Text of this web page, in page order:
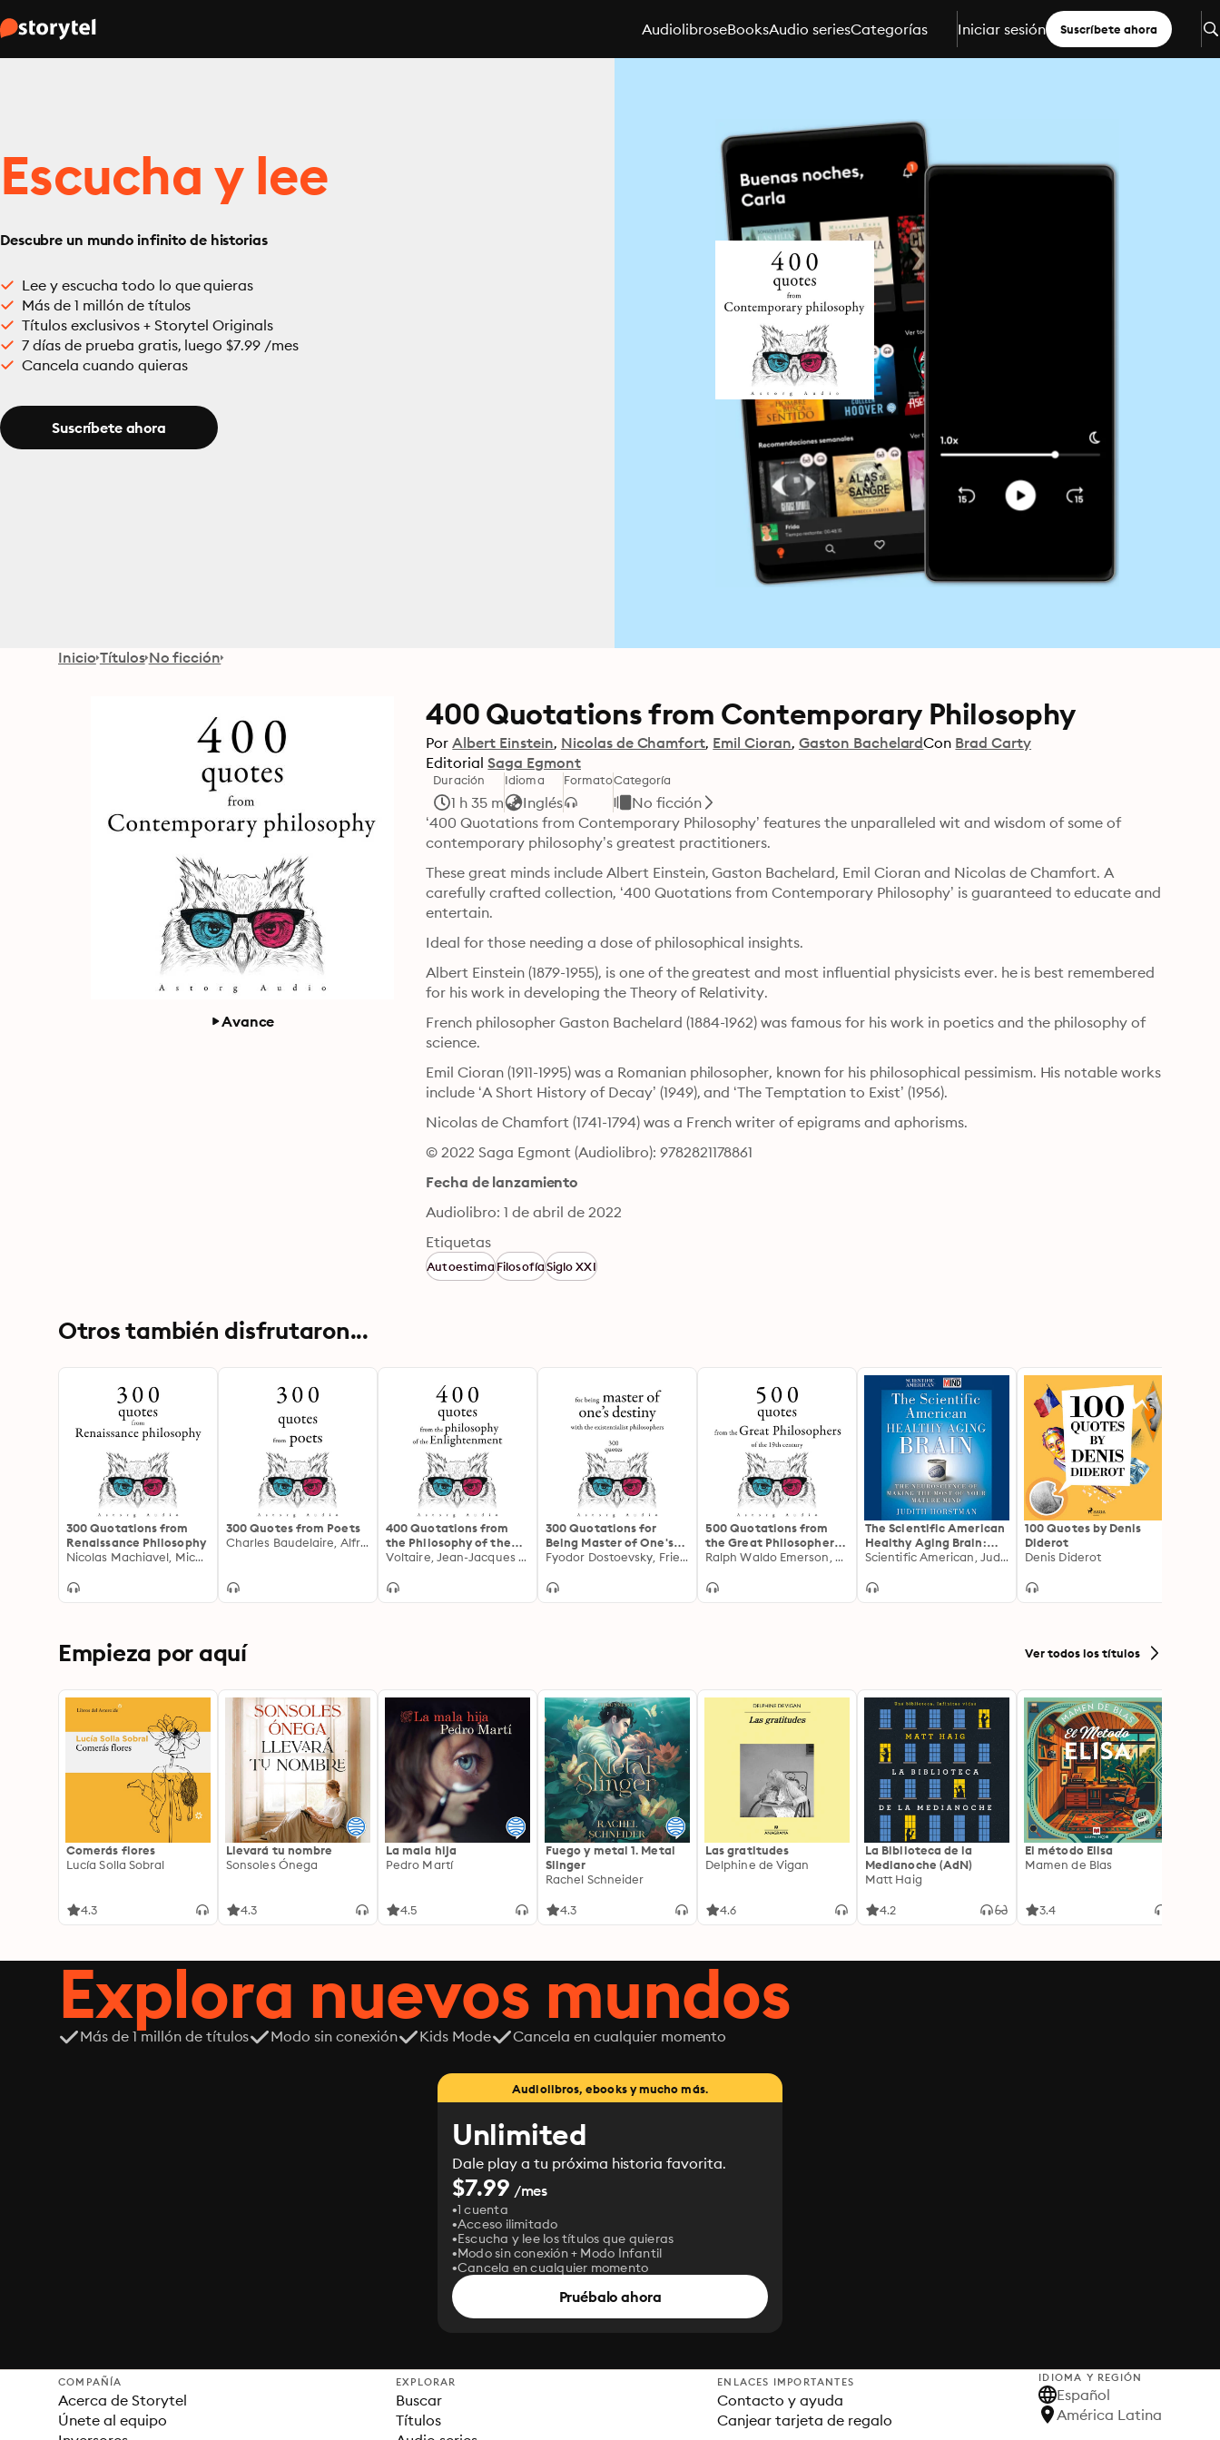
AudiolibroseBooksAudio seriesCategorías Iniciar sesión Suscríbete ahora
Escucha y lee
Descubre un mundo infinito de historias
Lee y escucha todo lo que quieras
Más de 1 millón de títulos
Títulos exclusivos + Storytel Originals
7 días de prueba gratis, luego $7.99 /mes
Cancela cuando quieras
Suscríbete ahora
Inicio Títulos No ficción
Avance
400 Quotations from Contemporary Philosophy
Por Albert Einstein Nicolas de Chamfort Emil Cioran Gaston BachelardCon Brad Carty
Editorial Saga Egmont
Duración
1 h 35 m
Idioma
Inglés
FormatoCategoría
No ficción
‘400 Quotations from Contemporary Philosophy’ features the unparalleled wit and wisdom of some of
These great minds include Albert Einstein, Gaston Bachelard, Emil Cioran and Nicolas de Chamfort. A
carefully crafted collection, ‘400 Quotations from Contemporary Philosophy’ is guaranteed to educate and
Albert Einstein (1879-1955), is one of the greatest and most influential physicists ever. he is best remembered
for his work in developing the Theory of Relativity.
French philosopher Gaston Bachelard (1884-1962) was famous for his work in poetics and the philosophy of
science.
Emil Cioran (1911-1995) was a Romanian philosopher, known for his philosophical pessimism. His notable works
include ‘A Short History of Decay’ (1949), and ‘The Temptation to Exist’ (1956).
Nicolas de Chamfort (1741-1794) was a French writer of epigrams and aphorisms.
© 2022 Saga Egmont (Audiolibro): 9782821178861
Fecha de lanzamiento
Audiolibro: 1 de abril de 2022
Etiquetas
AutoestimaFilosofíaSiglo XXI
Otros también disfrutaron...
300 Quotations from
Renaissance Philosophy
Nicolas Machiavel, Michel de Montaigne, Francis Bacon
300 Quotes from Poets
Charles Baudelaire, Alfred de Musset, Alphonse de Lamartine
400 Quotations from
the Philosophy of the
Enlightenment
Voltaire, Jean-Jacques Rousseau, Denis Diderot, Montesquieu
300 Quotations for
Being Master of One's
Destiny with the
Philosophers
Fyodor Dostoevsky, Friedrich Nietzsche, Søren Kierkegaard
500 Quotations from
the Great Philosophers
of the 19th Century
Ralph Waldo Emerson, Henry David Thoreau, Friedrich Nietzsche, Søren Kierkegaard, Arthur Schopenhauer
The Scientific American
Healthy Aging Brain:
The Neuroscience of
Mature Mind
Scientific American, Judith Horstman
100 Quotes by Denis
Diderot
Denis Diderot
Empieza por aquí Ver todos los títulos
Comerás flores
Lucía Solla Sobral
4.3
Llevará tu nombre
Sonsoles Ónega
4.3
La mala hija
Pedro Martí
4.5
Fuego y metal 1. Metal
Slinger
Rachel Schneider
4.3
Las gratitudes
Delphine de Vigan
4.6
La Biblioteca de la
Medianoche (AdN)
Matt Haig
4.2
El método Elisa
Mamen de Blas
3.4
Explora nuevos mundos
Más de 1 millón de títulos Modo sin conexión Kids Mode Cancela en cualquier momento
Audiolibros, ebooks y mucho más.
Unlimited
Dale play a tu próxima historia favorita.
$7.99 /mes
1 cuenta
Acceso ilimitado
Escucha y lee los títulos que quieras
Modo sin conexión + Modo Infantil
Cancela en cualquier momento
Pruébalo ahora
COMPAÑÍA
Acerca de Storytel
Únete al equipo
EXPLORAR
Buscar
Títulos
ENLACES IMPORTANTES
Contacto y ayuda
Canjear tarjeta de regalo
IDIOMA Y REGIÓN
Español
América Latina